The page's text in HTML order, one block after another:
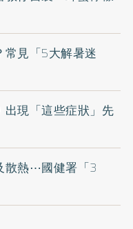
見「5大解暑迷
現「這些症狀」先
散熱⋯國健署「3